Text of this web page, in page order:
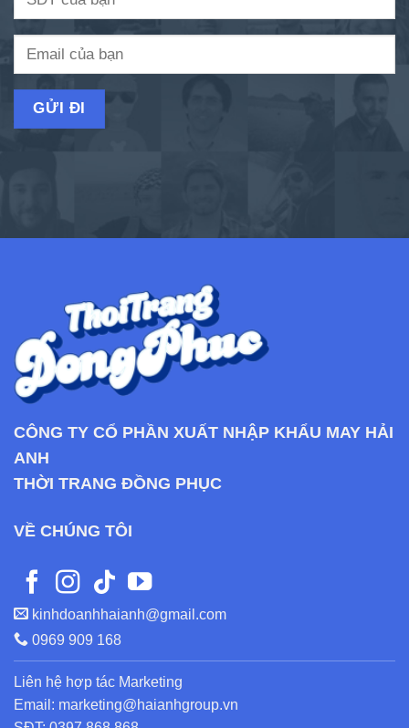
CÔNG TY CỔ PHẦN XUẤT NHẬP KHẨU MAY HẢI
ANH
THỜI TRANG ĐỒNG PHỤC
VỀ CHÚNG TÔI
kinhdoanhhaianh@gmail.com
0969 909 168
Liên hệ hợp tác Marketing
Email: marketing@haianhgroup.vn